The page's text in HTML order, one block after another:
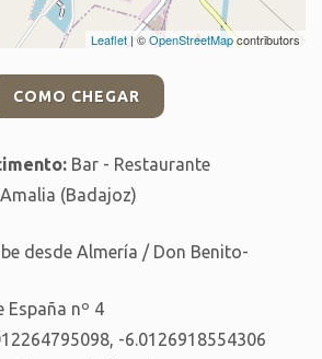
Leaflet| ©OpenStreetMapcontributors
COMO CHEGAR
Bar - Restaurante
(Badajoz)
desde Almería / Don Benito-
España nº 4
-6.0126918554306